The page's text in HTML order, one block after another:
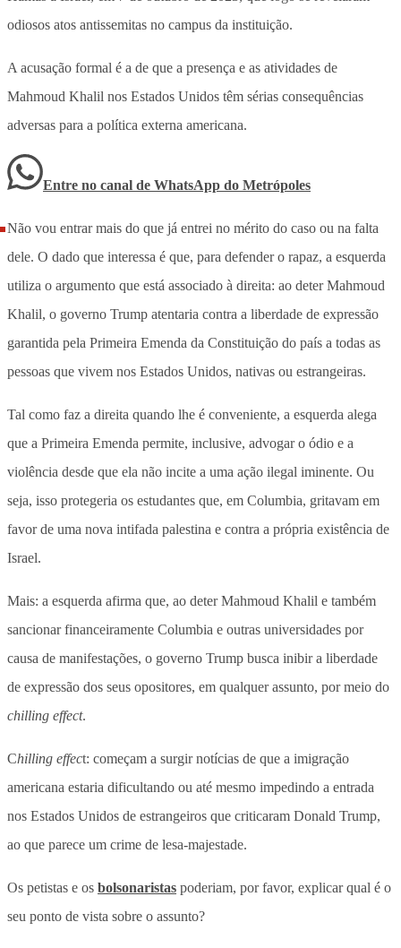
odiosos atos antissemitas no campus da instituição.
A acusação formal é a de que a presença e as atividades de
Mahmoud Khalil nos Estados Unidos têm sérias consequências
adversas para a política externa americana.
Entre no canal de WhatsApp do Metrópoles
Não vou entrar mais do que já entrei no mérito do caso ou na falta
dele. O dado que interessa é que, para defender o rapaz, a esquerda
utiliza o argumento que está associado à direita: ao deter Mahmoud
Khalil, o governo Trump atentaria contra a liberdade de expressão
garantida pela Primeira Emenda da Constituição do país a todas as
pessoas que vivem nos Estados Unidos, nativas ou estrangeiras.
Tal como faz a direita quando lhe é conveniente, a esquerda alega
que a Primeira Emenda permite, inclusive, advogar o ódio e a
violência desde que ela não incite a uma ação ilegal iminente. Ou
seja, isso protegeria os estudantes que, em Columbia, gritavam em
favor de uma nova intifada palestina e contra a própria existência de
Israel.
Mais: a esquerda afirma que, ao deter Mahmoud Khalil e também
sancionar financeiramente Columbia e outras universidades por
causa de manifestações, o governo Trump busca inibir a liberdade
de expressão dos seus opositores, em qualquer assunto, por meio do
chilling effect.
Chilling effect: começam a surgir notícias de que a imigração
americana estaria dificultando ou até mesmo impedindo a entrada
nos Estados Unidos de estrangeiros que criticaram Donald Trump,
ao que parece um crime de lesa-majestade.
Os petistas e os bolsonaristas poderiam, por favor, explicar qual é o
seu ponto de vista sobre o assunto?